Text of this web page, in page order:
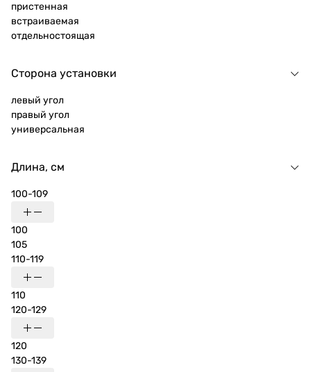
пристенная
встраиваемая
отдельностоящая
Сторона установки
левый угол
правый угол
универсальная
Длина, см
100-109
100
105
110-119
110
120-129
120
130-139